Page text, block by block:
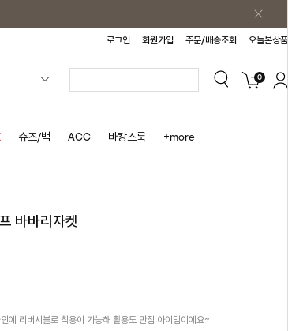
로그인 회원가입 주문/배송조회 오늘본상품
0
슈즈/백 ACC 바캉스룩 +more
바바리자켓
에 리버시블로 착용이 가능해 활용도 만점 아이템이에요~